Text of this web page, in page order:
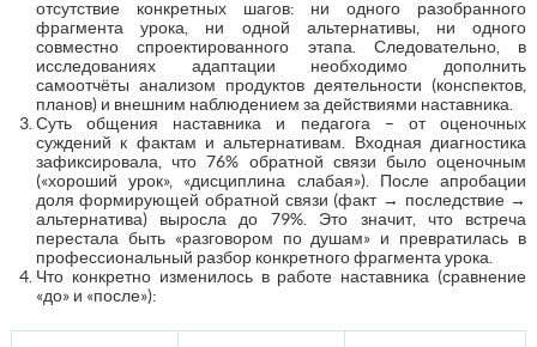
отсутствие конкретных шагов: ни одного разобранного
фрагмента урока, ни одной альтернативы, ни одного
совместно спроектированного этапа. Следовательно, в
исследованиях адаптации необходимо дополнить
самоотчёты анализом продуктов деятельности (конспектов,
планов) и внешним наблюдением за действиями наставника.
Суть общения наставника и педагога – от оценочных
суждений к фактам и альтернативам. Входная диагностика
зафиксировала, что 76% обратной связи было оценочным
(«хороший урок», «дисциплина слабая»). После апробации
доля формирующей обратной связи (факт → последствие →
альтернатива) выросла до 79%. Это значит, что встреча
перестала быть «разговором по душам» и превратилась в
профессиональный разбор конкретного фрагмента урока.
Что конкретно изменилось в работе наставника (сравнение
«до» и «после»):